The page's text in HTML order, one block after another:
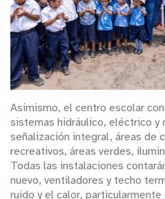
Asimismo, el centro escolar
sistemas hidráulico, eléctrico y
señalización integral, áreas de
recreativos, áreas verdes,
Todas las instalaciones
nuevo, ventiladores y techo
ruido y el calor,